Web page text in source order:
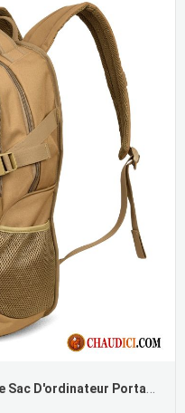
Sac De Voyage Randonnée Mauve Sac D'ordinateur Portable Camouflage Voyage Sac À Dos Sacs À Dos Pas Cher